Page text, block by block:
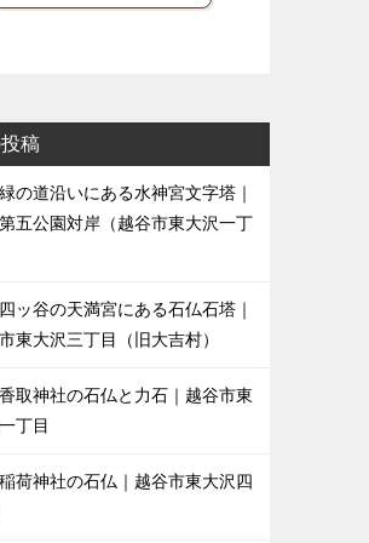
稿
の道沿いにある水神宮文字塔｜
五公園対岸（越谷市東大沢一丁
ッ谷の天満宮にある石仏石塔｜
東大沢三丁目（旧大吉村）
取神社の石仏と力石｜越谷市東
丁目
荷神社の石仏｜越谷市東大沢四